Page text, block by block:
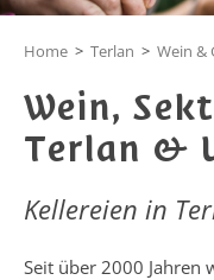
Home > Terlan > Wein &
Wein,
Terlan &
Kellereien in
Seit über 2000 Jahren